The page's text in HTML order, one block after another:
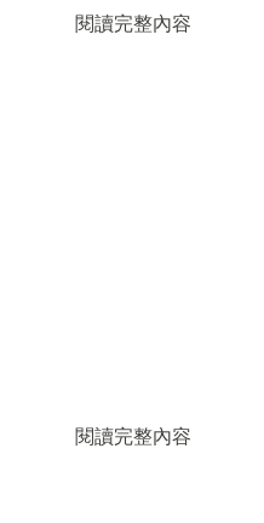
閱讀完整內容
閱讀完整內容